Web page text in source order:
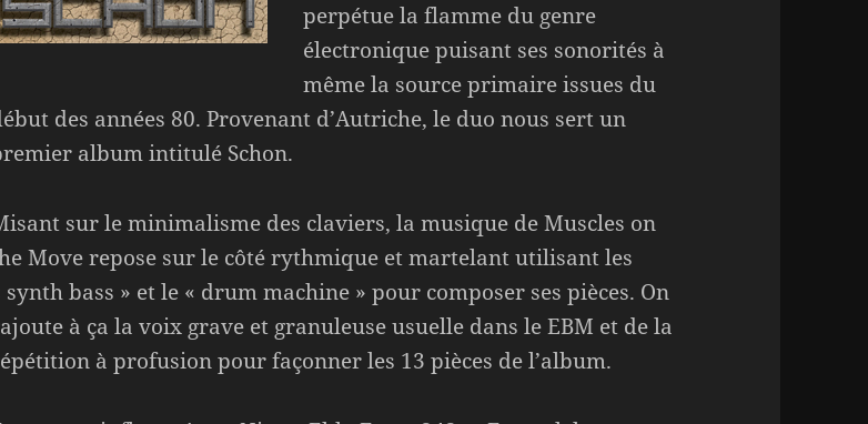
perpétue la flamme du genre
électronique puisant ses sonorités à
même la source primaire issues du
des années 80. Provenant d’Autriche, le duo nous sert un
album intitulé Schon.
sur le minimalisme des claviers, la musique de Muscles on
Move repose sur le côté rythmique et martelant utilisant les
synth bass » et le « drum machine » pour composer ses pièces. On
à ça la voix grave et granuleuse usuelle dans le EBM et de la
à profusion pour façonner les 13 pièces de l’album.